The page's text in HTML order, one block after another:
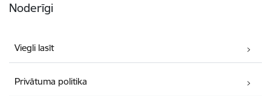
Noderīgi
Viegli lasīt
Privātuma politika